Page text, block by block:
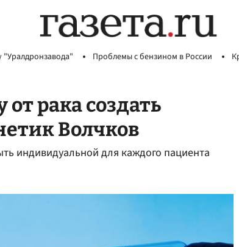
"Уралдронзавода" Проблемы с бензином в России
рака создать
Волчков
индивидуальной для каждого пациента